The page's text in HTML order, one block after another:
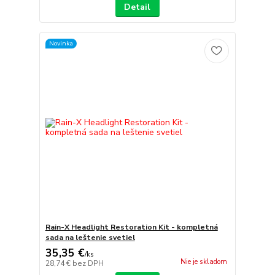
Detail
Novinka
Rain-X Headlight Restoration Kit - kompletná
sada na leštenie svetiel
35,35 €/ks
28,74 € bez DPH Nie je skladom